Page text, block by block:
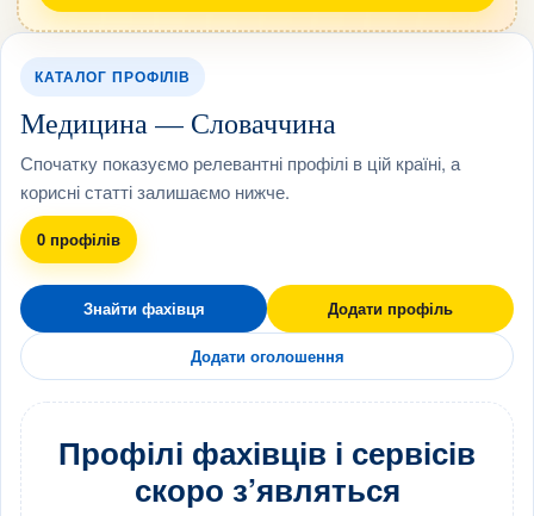
КАТАЛОГ ПРОФІЛІВ
Медицина — Словаччина
Спочатку показуємо релевантні профілі в цій країні, а
корисні статті залишаємо нижче.
0 профілів
Знайти фахівця Додати профіль
Додати оголошення
Профілі фахівців і сервісів
скоро з’являться